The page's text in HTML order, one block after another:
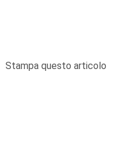
Stampa questo articolo